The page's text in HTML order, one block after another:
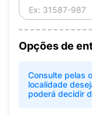
Opções de
Consulte pelas
localidade
poderá decidir